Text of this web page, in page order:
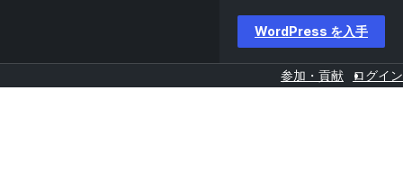
WordPress を入手
参加・貢献 ログイン